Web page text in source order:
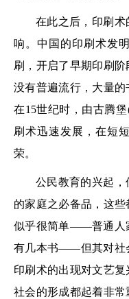
在此之后，印刷
响。中国的印刷术发
刷，开启了早期印刷
没有普遍流行，大量
在15世纪时，由古腾堡
刷术迅速发展，在短
荣。
公民教育的兴起
的家庭之必备品，这
似乎很简单——普通人
有几本书——但其对社
印刷术的出现对文艺
社会的形成都起着非